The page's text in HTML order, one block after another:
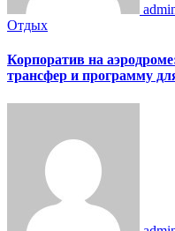
Отдых
Корпоратив на
трансфер и программу